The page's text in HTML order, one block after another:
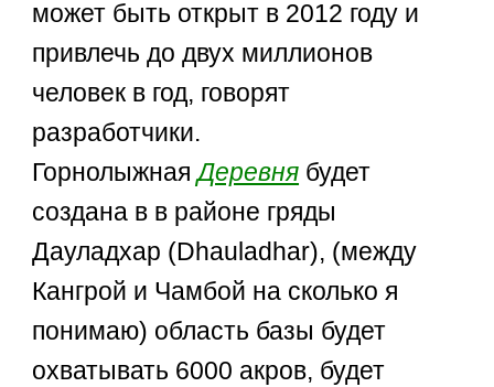
может быть открыт в 2012 году и
привлечь до двух миллионов
человек в год, говорят
разработчики.
ГорнолыжнаяДеревня будет
создана в в районе гряды
Дауладхар (Dhauladhar), (между
Кангрой и Чамбой на сколько я
понимаю) область базы будет
охватывать 6000 акров, будет